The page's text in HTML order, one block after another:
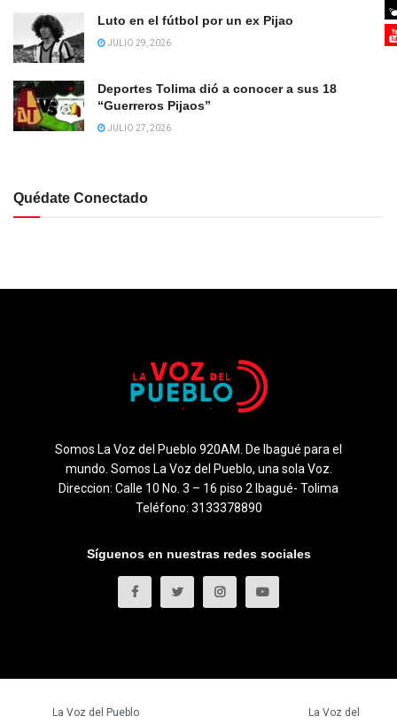
Luto en el fútbol por un ex Pijao
JULIO 29, 2026
Deportes Tolima dió a conocer a sus 18
“Guerreros Pijaos”
JULIO 27, 2026
Quédate Conectado
Somos La Voz del Pueblo 920AM. De Ibagué para el
mundo. Somos La Voz del Pueblo, una sola Voz.
Direccion: Calle 10 No. 3 – 16 piso 2 Ibagué- Tolima
Teléfono: 3133378890
Síguenos en nuestras redes sociales
La Voz del Pueblo La Voz del